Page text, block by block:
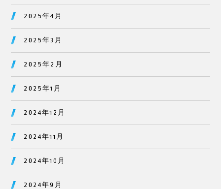
2025年4月
2025年3月
2025年2月
2025年1月
2024年12月
2024年11月
2024年10月
2024年9月